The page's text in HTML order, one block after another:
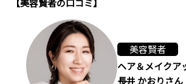
【美容賢者の口コミ】
美容賢者
ヘア＆メイクア
長井 かおりさん